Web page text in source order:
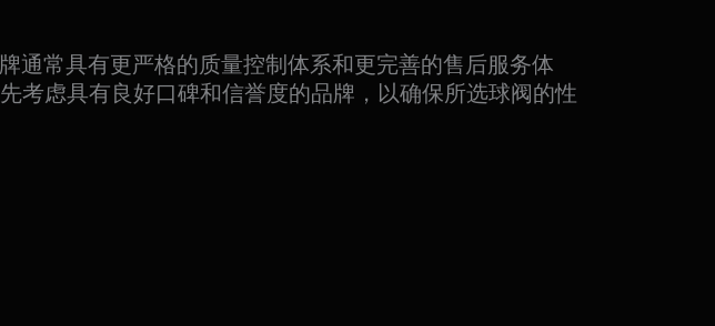
通常具有更严格的质量控制体系和更完善的售后服务体
考虑具有良好口碑和信誉度的品牌，以确保所选球阀的性